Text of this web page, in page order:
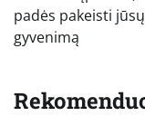
įrašų
padės pakeisti jūsų
gyvenimą